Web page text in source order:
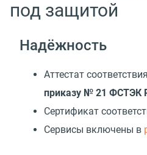
под защитой
Надёжность
Аттестат соответствия
приказу № 21 ФСТЭК
Сертификат
Cервисы включены в